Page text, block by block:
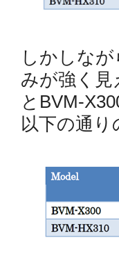
しかしな
みが強く見
とBVM-
以下の通